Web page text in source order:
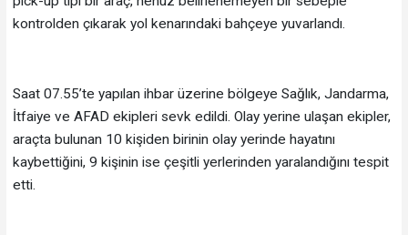
kontrolden çıkarak yol kenarındaki bahçeye yuvarlandı.
Saat 07.55’te yapılan ihbar üzerine bölgeye Sağlık, Jandarma,
İtfaiye ve AFAD ekipleri sevk edildi. Olay yerine ulaşan ekipler,
araçta bulunan 10 kişiden birinin olay yerinde hayatını
kaybettiğini, 9 kişinin ise çeşitli yerlerinden yaralandığını tespit
etti.